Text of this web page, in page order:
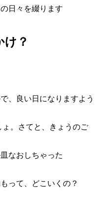
日々を綴ります
け？
、良い日になりますよう
ょ。さてと、きょうのご
なおしちゃった
って、どこいくの？